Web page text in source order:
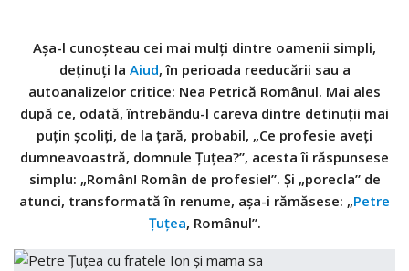
Așa-l cunoșteau cei mai mulți dintre oamenii simpli,
deținuți la Aiud, în perioada reeducării sau a
autoanalizelor critice: Nea Petrică Românul. Mai ales
după ce, odată, întrebându-l careva dintre detinuții mai
puțin școliți, de la țară, probabil, „Ce profesie aveți
dumneavoastră, domnule Țuțea?”, acesta îi răspunsese
simplu: „Român! Român de profesie!”. Și „porecla” de
atunci, transformată în renume, așa-i rămăsese: „Petre
Țuțea, Românul”.